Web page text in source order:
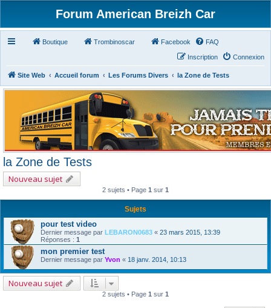
Forum American Breizh Car
Boutique Trombinoscar Facebook FAQ
Connexion
Inscription
Site Web Accueil forum Les Forums Divers la Zone de Tests
la Zone de Tests
Nouveau sujet
2 sujets • Page 1 sur 1
Sujets
pour test video
Dernier message par LEBARON0683 « 23 mars 2015, 13:39
Réponses : 1
mon premier test
Dernier message par Yvon « 18 janv. 2014, 10:13
Nouveau sujet
2 sujets • Page 1 sur 1